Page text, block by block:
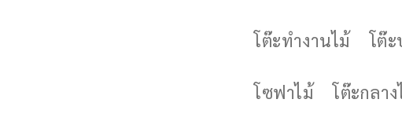
โต๊ะทำงานไม้ โต๊
โซฟาไม้ โต๊ะกลา